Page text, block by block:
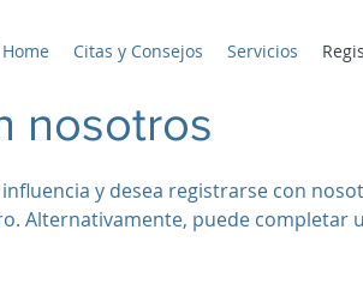
Citas y Consejos Servicios
nosotros
y desea registrarse con
Alternativamente, puede completar